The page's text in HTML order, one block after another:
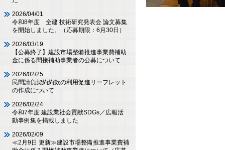
2026/04/01
令和8年度 全建 技術研究発表会 論文募集
を開始しました。（応募期限：6月30日）
2026/03/19
【公募終了】建設市場整備推進事業費補助
金に係る間接補助事業者の公募について
2026/02/25
民間請負契約約款の利用促進リーフレット
の作成について
2026/02/24
令和7年度 建設業社会貢献SDGs／広報活
動事例集を掲載しました
2026/02/09
≪2月9日 更新≫建設市場整備推進事業費補